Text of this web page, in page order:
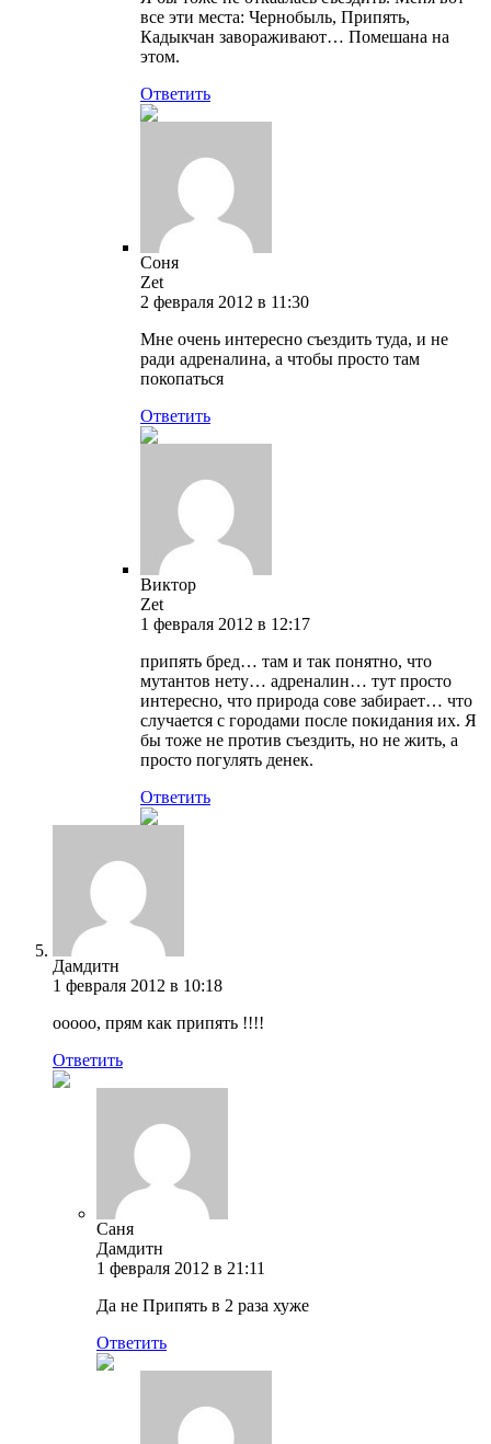
все эти места: Чернобыль, Припять,
Кадыкчан завораживают… Помешана на
этом.
Ответить
Соня
Zet
2 февраля 2012 в 11:30
Мне очень интересно съездить туда, и не
ради адреналина, а чтобы просто там
покопаться
Ответить
Виктор
Zet
1 февраля 2012 в 12:17
припять бред… там и так понятно, что
мутантов нету… адреналин… тут просто
интересно, что природа сове забирает… что
случается с городами после покидания их. Я
бы тоже не против съездить, но не жить, а
просто погулять денек.
Ответить
Дамдитн
1 февраля 2012 в 10:18
ооооо, прям как припять !!!!
Ответить
Саня
Дамдитн
1 февраля 2012 в 21:11
Да не Припять в 2 раза хуже
Ответить